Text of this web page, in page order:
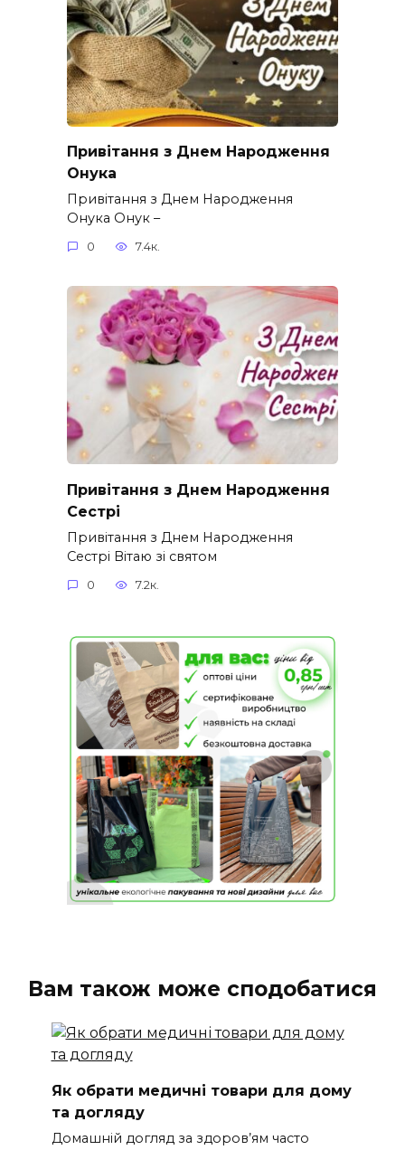
Привітання з Днем Народження
Онука
Привітання з Днем Народження
Онука Онук –
0 7.4к.
Привітання з Днем Народження
Сестрі
Привітання з Днем Народження
Сестрі Вітаю зі святом
0 7.2к.
Вам також може сподобатися
Як обрати медичні товари для дому
та догляду
Домашній догляд за здоров’ям часто